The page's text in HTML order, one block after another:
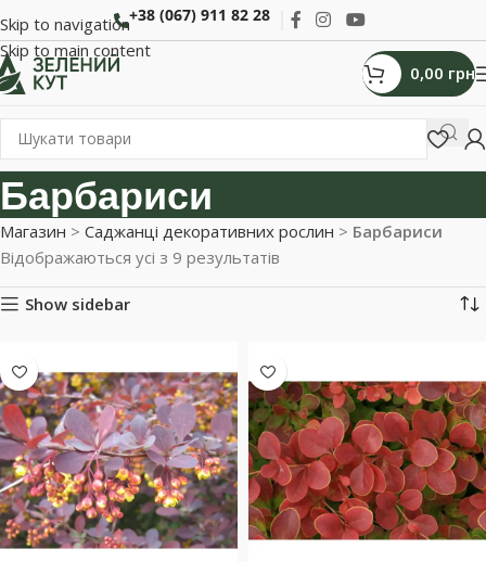
Skip to navigation
Skip to main content
+38 (067) 911 82 28
0,00 грн
Барбариси
Магазин > Саджанці декоративних рослин > Барбариси
Відображаються усі з 9 результатів
Show sidebar